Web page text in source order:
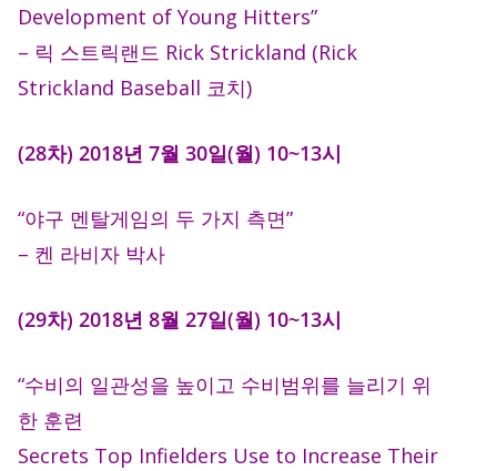
Development of Young Hitters”
– 릭 스트릭랜드 Rick Strickland (Rick
Strickland Baseball 코치)
(28차) 2018년 7월 30일(월) 10~13시
“야구 멘탈게임의 두 가지 측면”
– 켄 라비자 박사
(29차) 2018년 8월 27일(월) 10~13시
“수비의 일관성을 높이고 수비범위를 늘리기 위
한 훈련
Secrets Top Infielders Use to Increase Their